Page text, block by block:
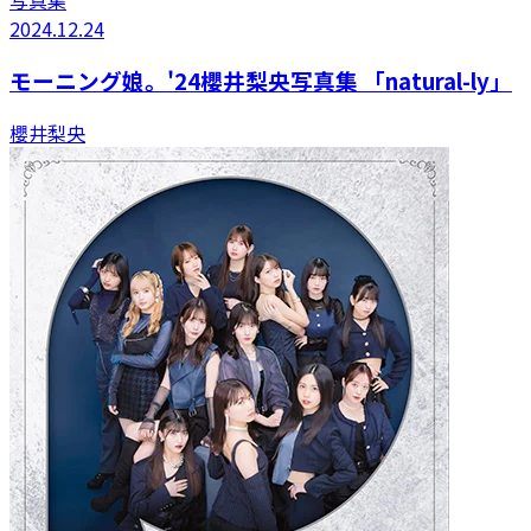
2024.12.24
モーニング娘。'24櫻井梨央写真集 「natural-ly」
櫻井梨央